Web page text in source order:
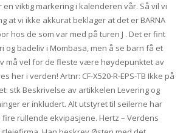
viktig markering i kalenderen vår. Så vil vi
at vi ikke akkurat beklager at det er BARNA
hos de som var med på turen J . Det er fint
og badeliv i Mombasa, men å se barn få et
må vel for de fleste være høydepunktet av
her i verden! Artnr: CF-X520-R-EPS-TB Ikke på
stk Beskrivelse av artikkelen Levering og
er inkludert. Alt utstyret til seilerne har
rullende ekvipasjene. Hertz – Verdens